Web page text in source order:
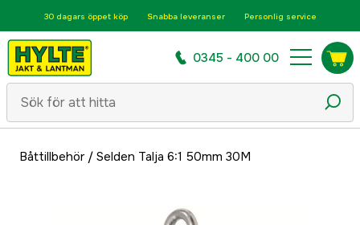
30 dagars öppet köp Snabba leveranser Personlig service
0345 - 400 00
Båttillbehör/ Selden Talja 6:1 50mm 30M